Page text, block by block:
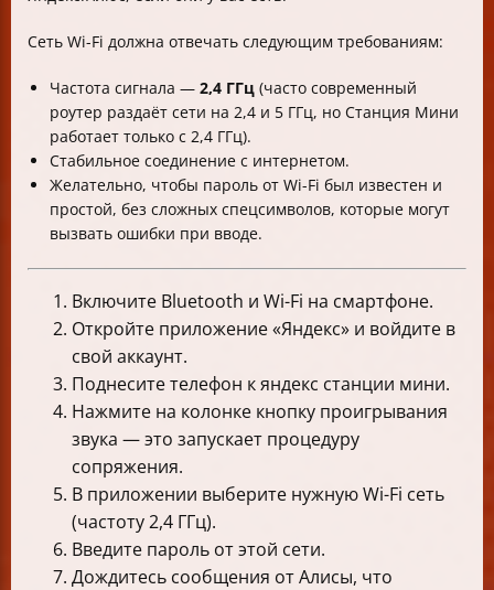
Сеть Wi-Fi должна отвечать следующим требованиям:
Частота сигнала — 2,4 ГГц (часто современный
роутер раздаёт сети на 2,4 и 5 ГГц, но Станция Мини
работает только с 2,4 ГГц).
Стабильное соединение с интернетом.
Желательно, чтобы пароль от Wi-Fi был известен и
простой, без сложных спецсимволов, которые могут
вызвать ошибки при вводе.
Включите Bluetooth и Wi-Fi на смартфоне.
Откройте приложение «Яндекс» и войдите в
свой аккаунт.
Поднесите телефон к яндекс станции мини.
Нажмите на колонке кнопку проигрывания
звука — это запускает процедуру
сопряжения.
В приложении выберите нужную Wi-Fi сеть
(частоту 2,4 ГГц).
Введите пароль от этой сети.
Дождитесь сообщения от Алисы, что